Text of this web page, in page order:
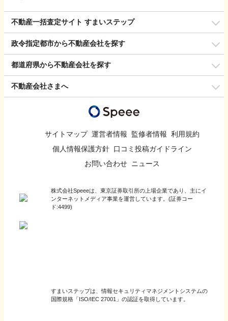
不動産一括査定サイト すまいステップ
政令指定都市から不動産会社を探す
都道府県から不動産会社を探す
不動産会社さまへ
サイトマップ 運営者情報 監修者情報 利用規約
個人情報保護方針 口コミ投稿ガイドライン
お問い合わせ ニュース
株式会社Speeeは、東京証券取引所の上場企業であり、主にイ
ンターネットメディア事業を運営しています。(証券コー
ド:4499)
すまいステップは、情報セキュリティマネジメントシステムの
国際規格「ISO/IEC 27001」の認証を取得しています。